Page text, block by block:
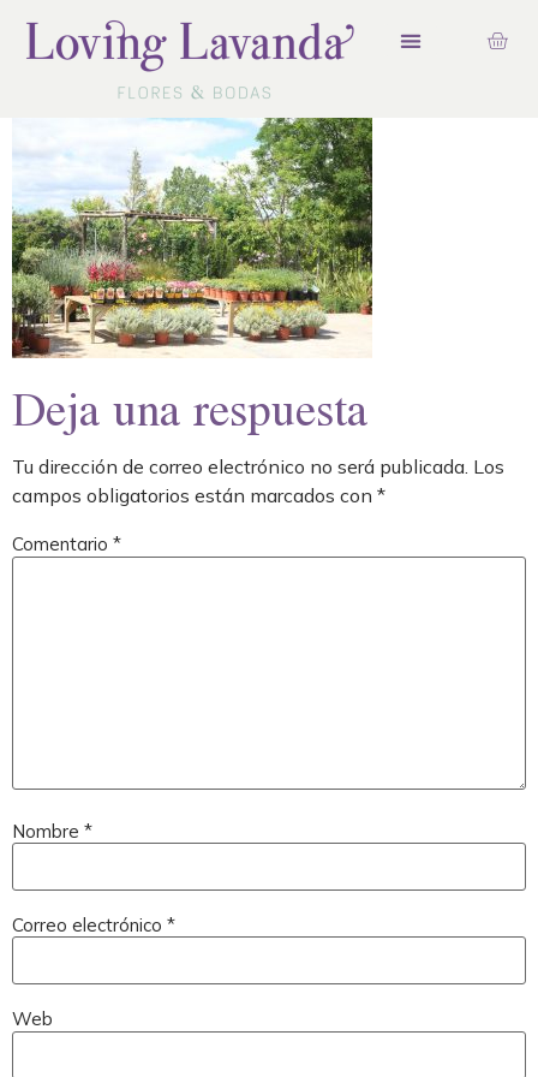
Deja una respuesta
Tu dirección de correo electrónico no será publicada. Los
campos obligatorios están marcados con *
Comentario *
Nombre *
Correo electrónico *
Web